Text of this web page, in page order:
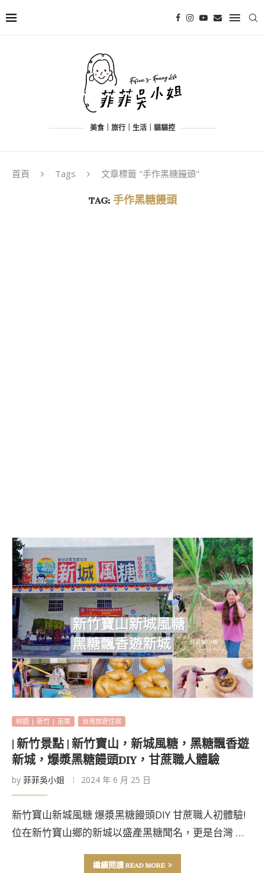
美食｜旅行｜生活｜貓貓控
首頁 Tags 文章標籤 "手作黑糖饅頭"
TAG:手作黑糖饅頭
桃園 | 新竹 | 苗栗 台灣旅遊住宿
| 新竹景點 | 新竹寶山，新城風糖，黑糖飄香遊
新城，爆漿黑糖饅頭DIY，甘蔗職人體驗
by 菲菲吳小姐 2024 年 6 月 25 日
新竹寶山新城風糖 爆漿黑糖饅頭DIY 甘蔗職人初體驗!
位在新竹寶山鄉的新城以盛產黑糖聞名，更是台灣 …
繼續閱讀 READ MORE